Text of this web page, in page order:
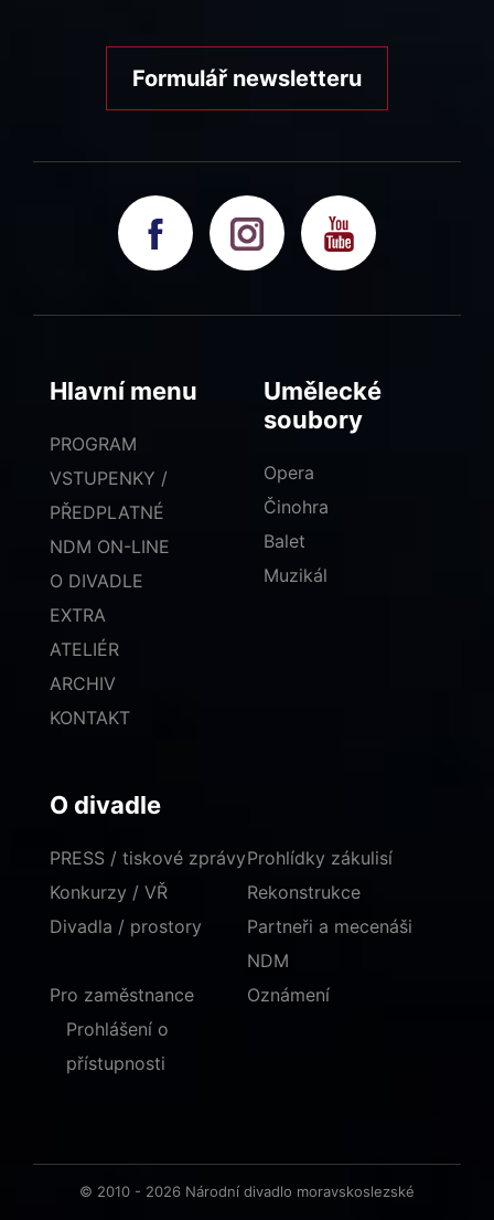
Formulář newsletteru
Hlavní menu
PROGRAM
VSTUPENKY /
PŘEDPLATNÉ
NDM ON-LINE
O DIVADLE
EXTRA
ATELIÉR
ARCHIV
KONTAKT
Umělecké
soubory
Opera
Činohra
Balet
Muzikál
O divadle
PRESS / tiskové zprávy
Konkurzy / VŘ
Divadla / prostory
Prohlídky zákulisí
Rekonstrukce
Partneři a mecenáši
NDM
Pro zaměstnance
Oznámení
Prohlášení o
přístupnosti
© 2010 - 2026 Národní divadlo moravskoslezské